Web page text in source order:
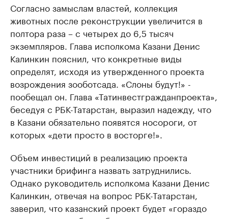
Согласно замыслам властей, коллекция
животных после реконструкции увеличится в
полтора раза – с четырех до 6,5 тысяч
экземпляров. Глава исполкома Казани Денис
Калинкин пояснил, что конкретные виды
определят, исходя из утвержденного проекта
возрождения зооботсада. «Слоны будут!» -
пообещал он. Глава «Татинвестгражданпроекта»,
беседуя с РБК-Татарстан, выразил надежду, что
в Казани обязательно появятся носороги, от
которых «дети просто в восторге!».
Объем инвестиций в реализацию проекта
участники брифинга назвать затруднились.
Однако руководитель исполкома Казани Денис
Калинкин, отвечая на вопрос РБК-Татарстан,
заверил, что казанский проект будет «гораздо